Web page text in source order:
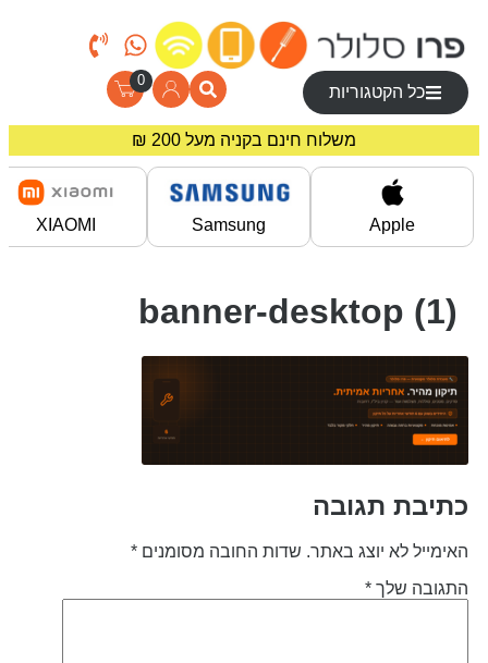
כל הקטגוריות
0
משלוח חינם בקניה מעל 200 ₪
מחירים מיוחדים לרוכשים באתר!
Apple
Samsung
XIAOMI
banner-desktop (1)
תגובה
לא יוצג באתר. שדות החובה מסומנים*
שלך*